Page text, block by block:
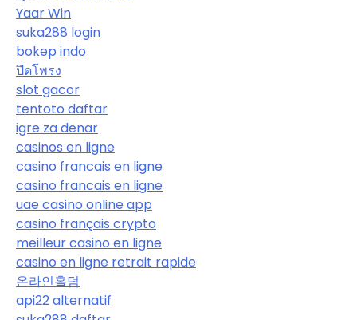
Yaar Win
suka288 login
bokep indo
ปิดโพรง
slot gacor
tentoto daftar
igre za denar
casinos en ligne
casino francais en ligne
casino francais en ligne
uae casino online app
casino français crypto
meilleur casino en ligne
casino en ligne retrait rapide
온라인홀덤
api22 alternatif